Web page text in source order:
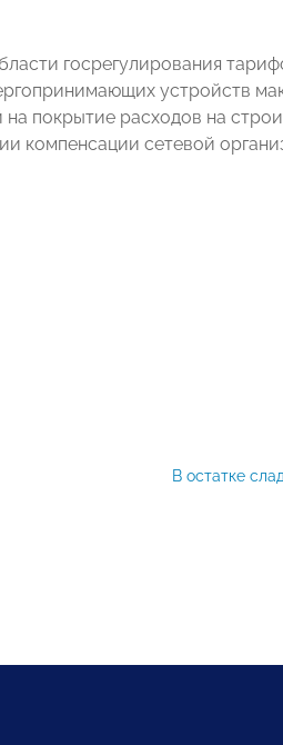
госрегулирования
устройств
покрытие расходов на
компенсации сетевой
В остатке